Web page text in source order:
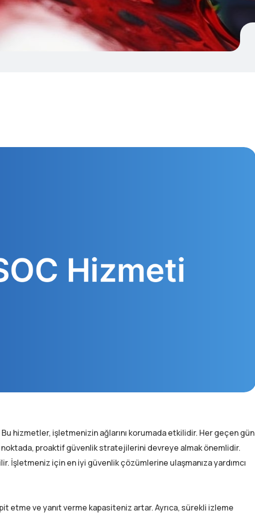
hizmetler, işletmenizin ağlarını korumada etkilidir. Her geçen gün
proaktif güvenlik stratejilerini devreye almak önemlidir.
İşletmeniz için en iyi güvenlik çözümlerine ulaşmanıza yardımcı
etme ve yanıt verme kapasiteniz artar. Ayrıca, sürekli izleme